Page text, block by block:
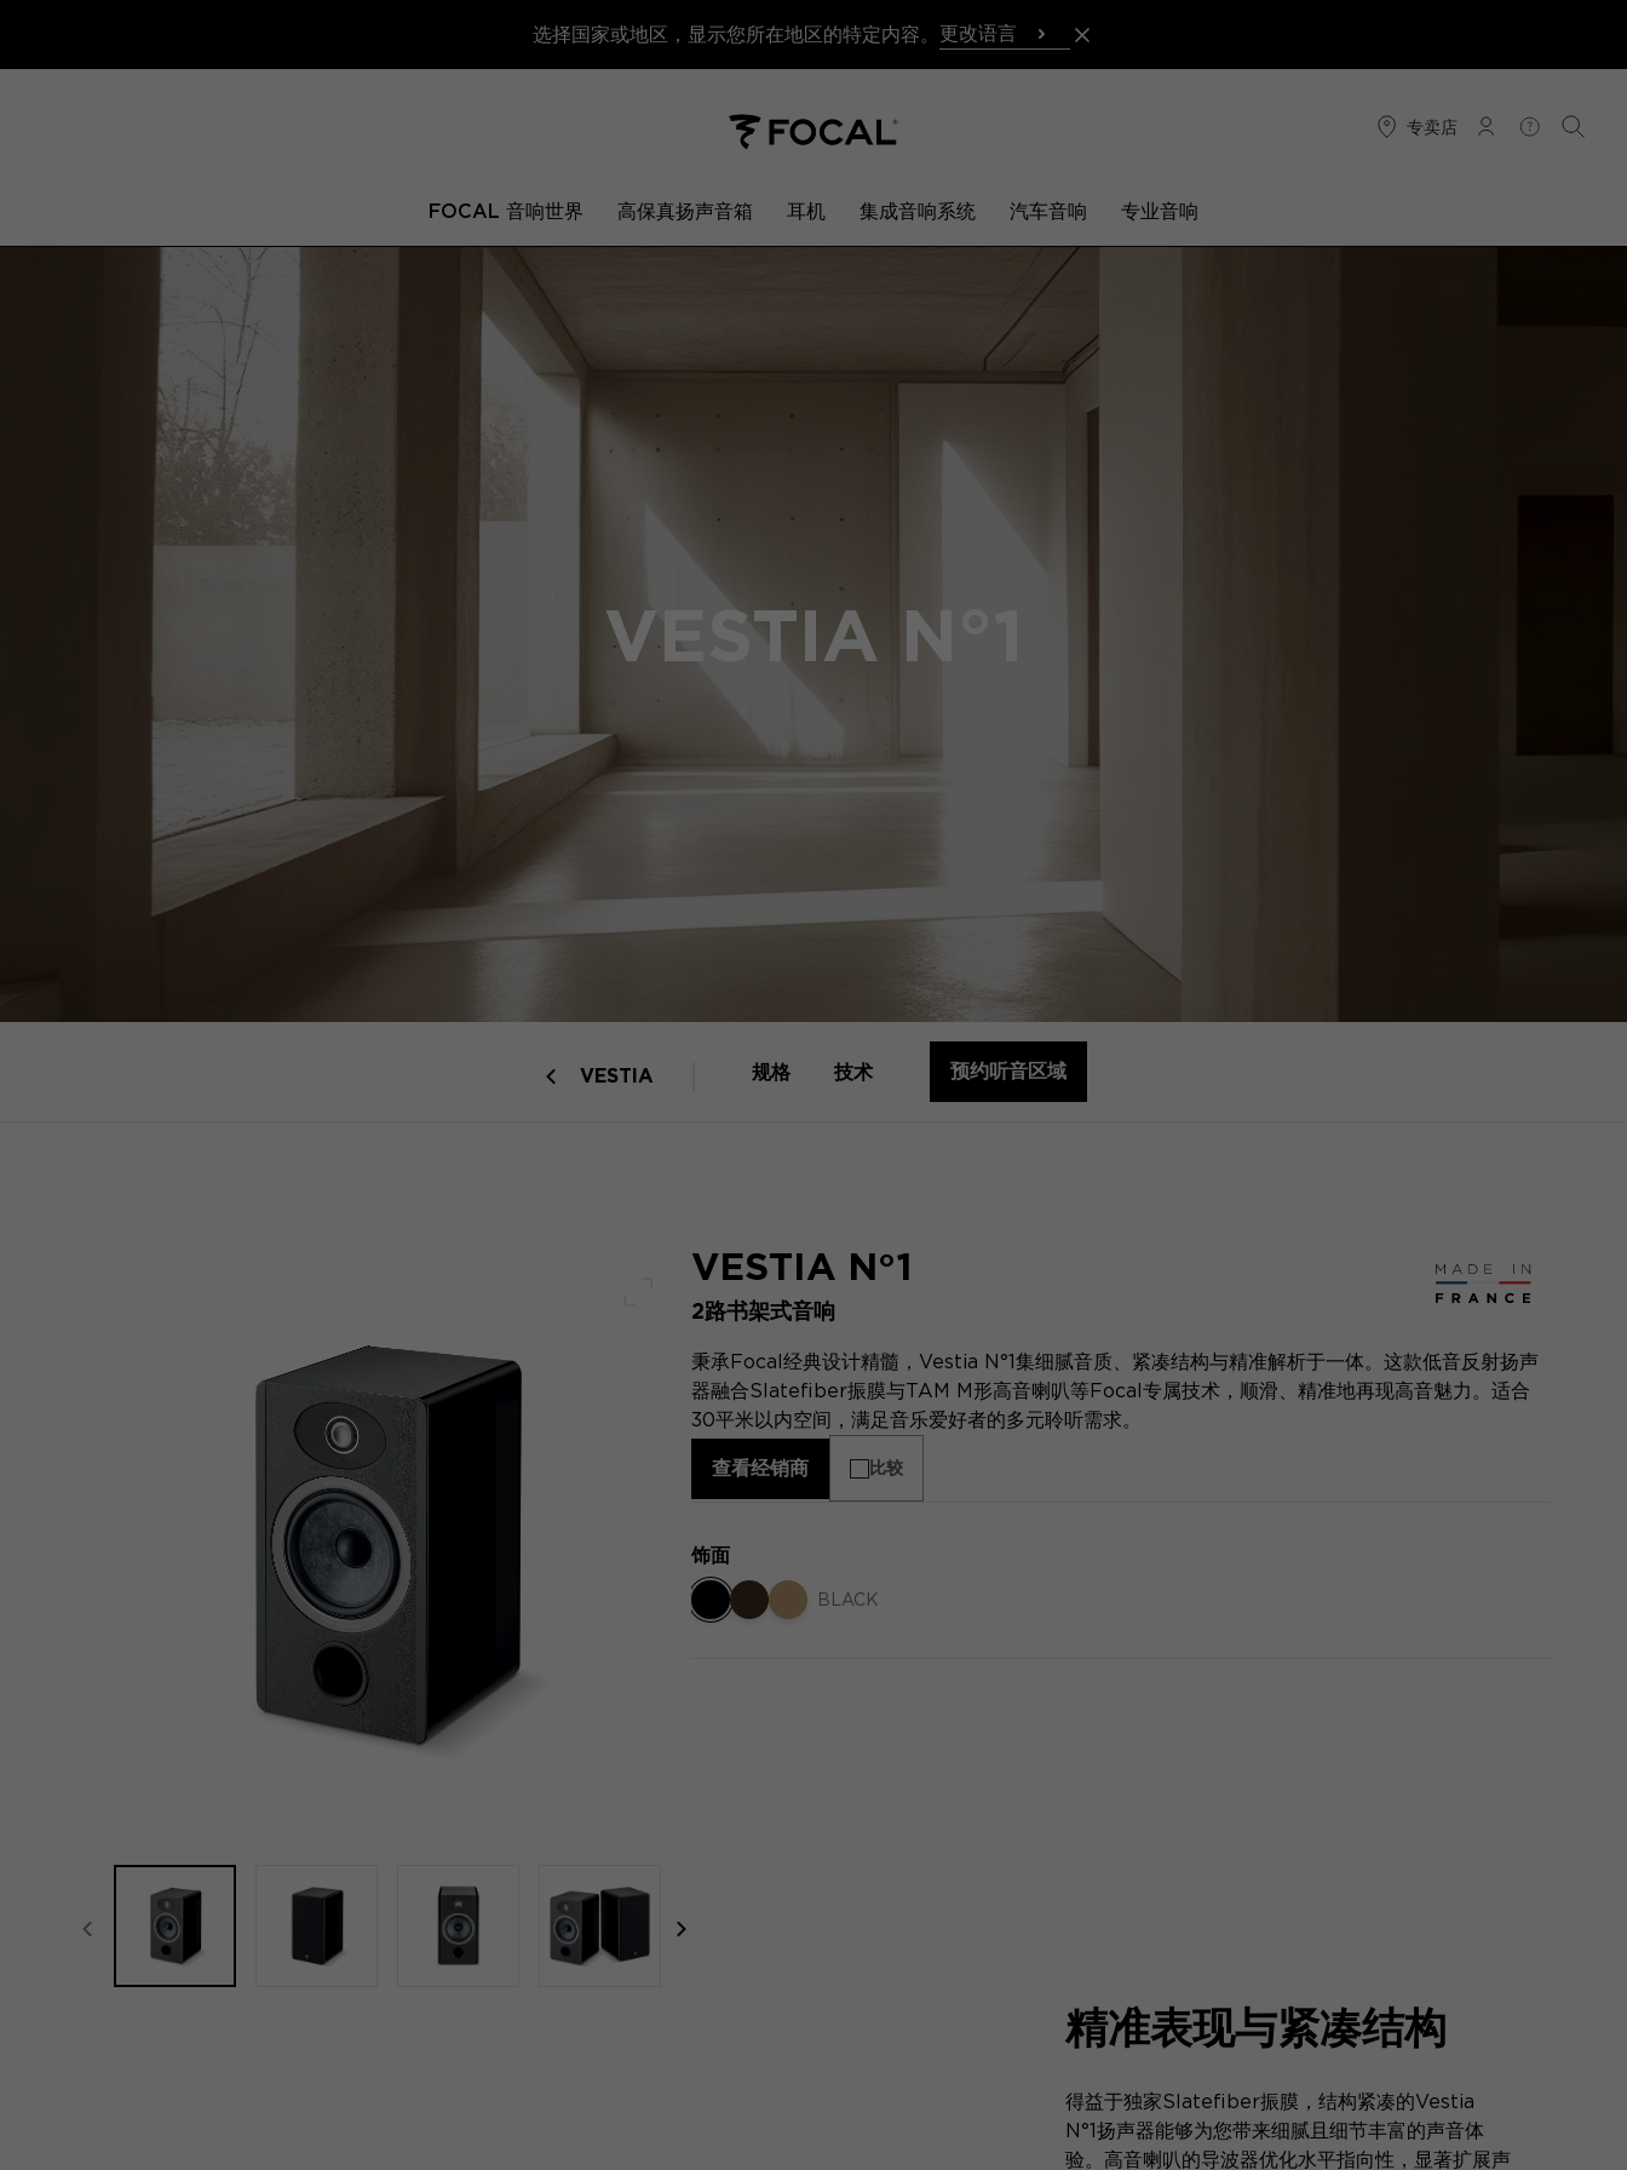
选择国家或地区，显示您所在地区的特定内容。 更改语言
专卖店
连接 帮助 搜索
FOCAL 音响世界 高保真扬声音箱 耳机 集成音响系统 汽车音响 专业音响
VESTIA N°1
VESTIA 规格 技术 预约听音区域
focal-naim-frontent::misc.prev_label focal-naim-frontent::misc.next_label
全屏幕
VESTIA N°1
2路书架式音响
秉承Focal经典设计精髓，Vestia N°1集细腻音质、紧凑结构与精准解析于一体。这款低音反射扬声
器融合Slatefiber振膜与TAM M形高音喇叭等Focal专属技术，顺滑、精准地再现高音魅力。适合
30平米以内空间，满足音乐爱好者的多元聆听需求。
饰面
BLACK
查看经销商 比较
精准表现与紧凑结构
得益于独家Slatefiber振膜，结构紧凑的Vestia
N°1扬声器能够为您带来细腻且细节丰富的声音体
验。高音喇叭的导波器优化水平指向性，显著扩展声